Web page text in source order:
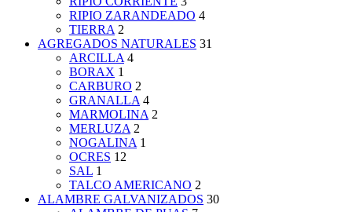
RIPIO ZARANDEADO 4
TIERRA 2
AGREGADOS NATURALES 31
ARCILLA 4
BORAX 1
CARBURO 2
GRANALLA 4
MARMOLINA 2
MERLUZA 2
NOGALINA 1
OCRES 12
SAL 1
TALCO AMERICANO 2
ALAMBRE GALVANIZADOS 30